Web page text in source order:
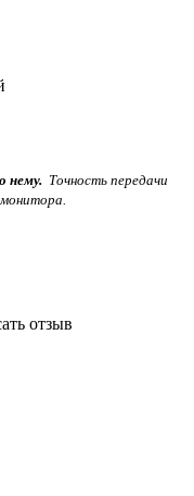
нему. Точность передачи
отзыв